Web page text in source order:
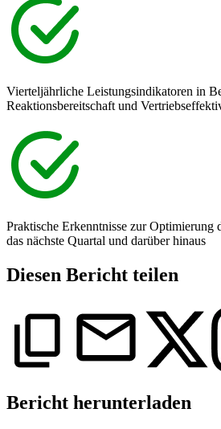
Vierteljährliche Leistungsindikatoren in
Reaktionsbereitschaft und
Praktische Erkenntnisse zur Optimierung
das nächste Quartal und darüber hinaus
Diesen Bericht teilen
Bericht herunterladen